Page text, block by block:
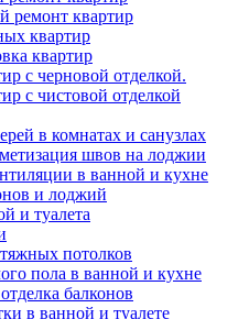
ремонт квартир
квартир
квартир
с черновой отделкой.
с чистовой отделкой
в комнатах и санузлах
швов на лоджии
в ванной и кухне
и лоджий
и туалета
потолков
пола в ванной и кухне
балконов
в ванной и туалете